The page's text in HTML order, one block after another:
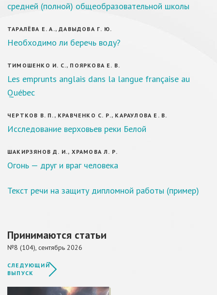
средней (полной) общеобразовательной школы
ТАРАЛЁВА Е. А., ДАВЫДОВА Г. Ю.
Необходимо ли беречь воду?
ТИМОШЕНКО И. С., ПОЯРКОВА Е. В.
Les emprunts anglais dans la langue française au
Québec
ЧЕРТКОВ В. П., КРАВЧЕНКО С. Р., КАРАУЛОВА Е. В.
Исследование верховьев реки Белой
ШАКИРЗЯНОВ Д. И., ХРАМОВА Л. Р.
Огонь — друг и враг человека
Текст речи на защиту дипломной работы (пример)
Принимаются статьи
№8 (104), сентябрь 2026
СЛЕДУЮЩИЙ
ВЫПУСК